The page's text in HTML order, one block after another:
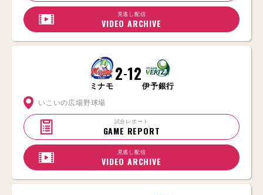
見逃し配信
VIDEO ARCHIVE
ミナモ
2-12
伊予銀行
いこいの広場野球場
試合レポート
GAME REPORT
見逃し配信
VIDEO ARCHIVE